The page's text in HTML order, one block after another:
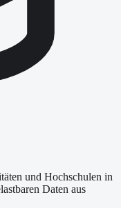
und Hochschulen in
Daten aus